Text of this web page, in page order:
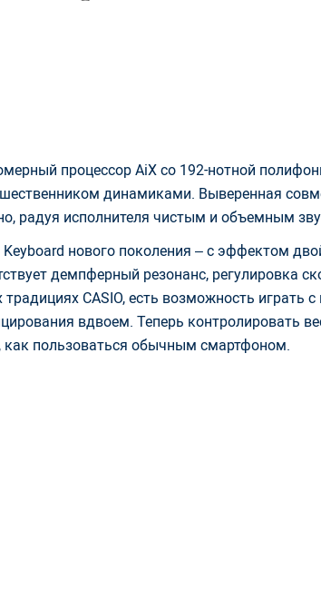
процессор AiX со 192-нотной
динамиками. Выверенная
радуя исполнителя чистым и объемным
нового поколения – с эффектом
демпферный резонанс, регулировка
CASIO, есть возможность играть
вдвоем. Теперь контролировать
как пользоваться обычным смартфоном.